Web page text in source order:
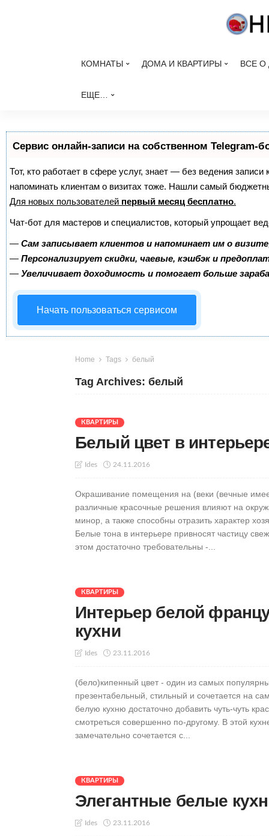
КОМНАТЫ ДОМА И КВАРТИРЫ ВСЕ О
ЕЩЕ…
Сервис онлайн-записи на собственном Telegram-
Тот, кто работает в сфере услуг, знает — без ведения
напоминать клиентам о визитах тоже. Нашли самый
Для новых пользователей первый месяц бесплатно.
Чат-бот для мастеров и специалистов, который упрощает
— Сам записывает клиентов и напоминает им о
— Персонализирует скидки, чаевые, кэшбэк и
— Увеличивает доходимость и помогает больше
Начать пользоваться сервисом
Home Tags белый
Tag Archives: белый
КВАРТИРЫ
Белый цвет в
Ides 24.11.2016
Окрашивание помещения на (веки (вечные
различные красочные решения влияют на
минор, а также способны отразить характер
Белые тона в интерьере привносят частицу
этом достаточно требовательны -...
КВАРТИРЫ
Интерьер белой
кухни
Ides 23.11.2016
(бело)кипенный цвет - один из самых
презентабельный, стильный и сочетается на
белую кухню достаточно добавить чуть-чуть
смотреться совершенно по-другому. В этой
замечательно сочетается с...
КВАРТИРЫ
Элегантные белые
Ides 23.11.2016